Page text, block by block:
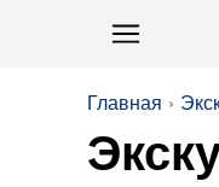
Главная